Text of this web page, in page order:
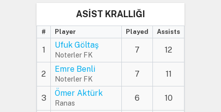
ASİST KRALLIĞI
# Player Played Assists
1
Ufuk Göltaş
Noterler FK
7 12
2
Emre Benli
Noterler FK
7 11
3
Ömer Aktürk
Ranas
6 10